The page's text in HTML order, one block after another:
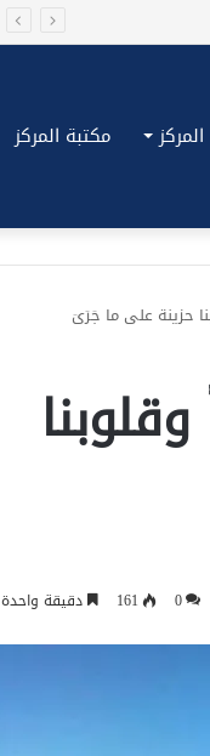
مكتبة المركز
حزينة على ما جَرَىَ
0
161 دقيقة واحدة